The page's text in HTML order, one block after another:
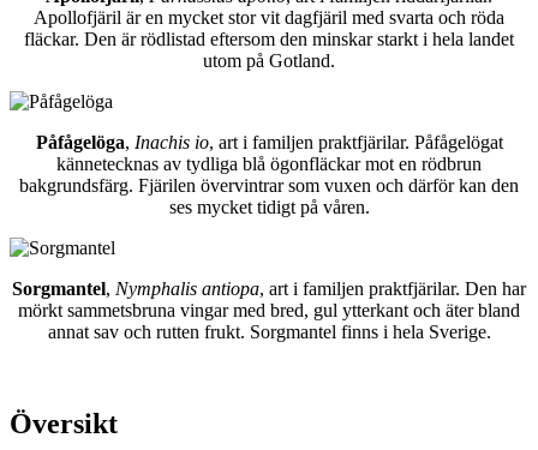
Apollofjäril är en mycket stor vit dagfjäril med svarta och röda
fläckar. Den är rödlistad eftersom den minskar starkt i hela landet
utom på Gotland.
Påfågelöga, Inachis io, art i familjen praktfjärilar. Påfågelögat
kännetecknas av tydliga blå ögonfläckar mot en rödbrun
bakgrundsfärg. Fjärilen övervintrar som vuxen och därför kan den
ses mycket tidigt på våren.
Sorgmantel, Nymphalis antiopa, art i familjen praktfjärilar. Den har
mörkt sammetsbruna vingar med bred, gul ytterkant och äter bland
annat sav och rutten frukt. Sorgmantel finns i hela Sverige.
Översikt